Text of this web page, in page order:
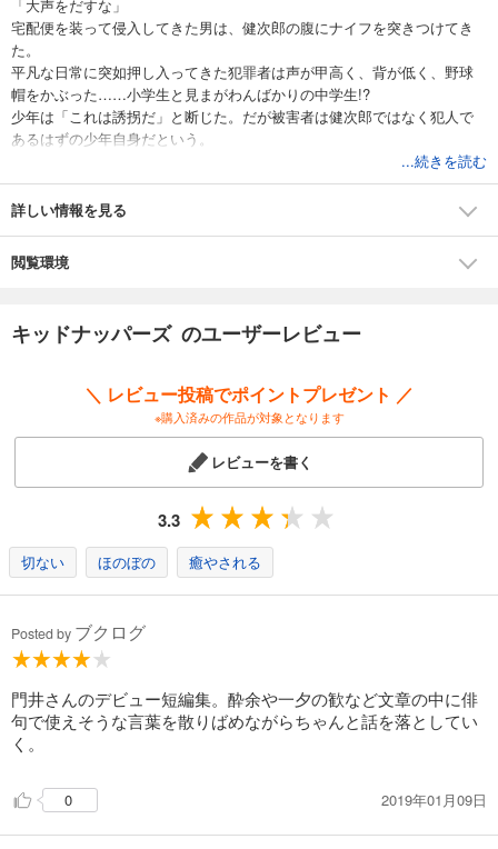
「大声をだすな」
宅配便を装って侵入してきた男は、健次郎の腹にナイフを突きつけてき
た。
平凡な日常に突如押し入ってきた犯罪者は声が甲高く、背が低く、野球
帽をかぶった……小学生と見まがわんばかりの中学生!?
少年は「これは誘拐だ」と断じた。だが被害者は健次郎ではなく犯人で
あるはずの少年自身だという。
摩訶不思議な誘拐事件は二転三転し、ラストで意外な結末が待ってい
た！
解説・宇田川拓也
「これこそ逆転に次ぐ逆転の連続で、着地がどうなるのかまったく予想
「何とか読者を面白がらせ、驚かせようとする創意工夫が、今回の作品
に結実した」（宮部みゆき委員）
目刺し
ごとんがたん
べつばら
...続きを読む
詳しい情報を見る
閲覧環境
キッドナッパーズ のユーザーレビュー
＼ レビュー投稿でポイントプレゼント ／
※購入済みの作品が対象となります
レビューを書く
3.3
切ない ほのぼの 癒やされる
Posted by ブクログ
門井さんのデビュー短編集。酔余や一夕の歓など文章の中に俳
句で使えそうな言葉を散りばめながらちゃんと話を落としてい
く。
0 2019年01月09日